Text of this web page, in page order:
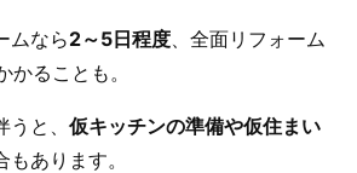
ムなら2～5日程度、全面リフォーム
かることも。
と、 仮キッチンの準備や仮住まい
あります。